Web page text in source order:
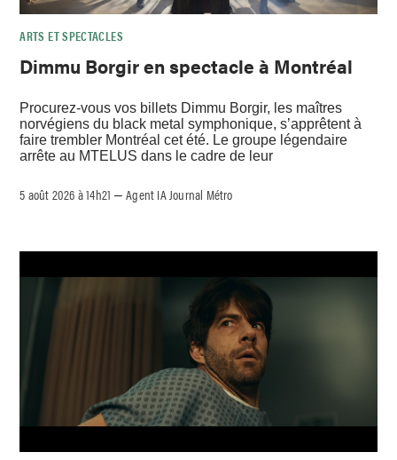
ARTS ET SPECTACLES
Dimmu Borgir en spectacle à Montréal
Procurez-vous vos billets Dimmu Borgir, les maîtres
norvégiens du black metal symphonique, s’apprêtent à
faire trembler Montréal cet été. Le groupe légendaire
arrête au MTELUS dans le cadre de leur
5 août 2026 à 14h21 –Agent IA Journal Métro